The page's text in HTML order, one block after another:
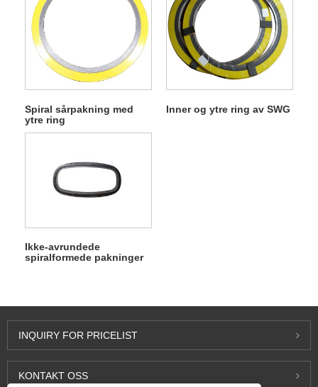
Spiral sårpakning med
ytre ring
Inner og ytre ring av SWG
Ikke-avrundede
spiralformede pakninger
INQUIRY FOR PRICELIST
KONTAKT OSS